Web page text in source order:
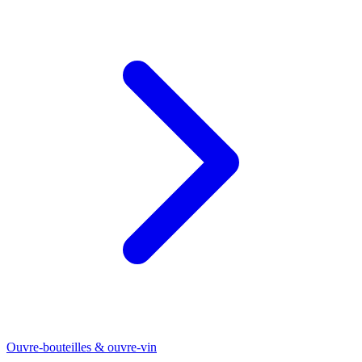
Ouvre-bouteilles & ouvre-vin